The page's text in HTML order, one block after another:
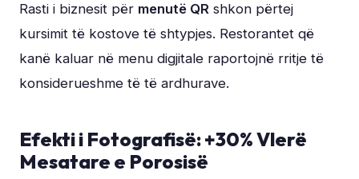
Rasti i biznesit për menutë QR shkon përtej
kursimit të kostove të shtypjes. Restorantet që
kanë kaluar në menu digjitale raportojnë rritje të
konsiderueshme të të ardhurave.
Efekti i Fotografisë: +30% Vlerë
Mesatare e Porosisë